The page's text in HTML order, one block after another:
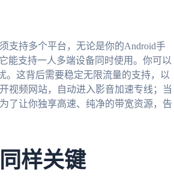
支持多个平台，无论是你的Android手
能支持一人多端设备同时使用。你可以
。这背后需要稳定无限流量的支持，以
视频网站，自动进入影音加速专线；当
了让你独享高速、纯净的带宽资源，告
样关键